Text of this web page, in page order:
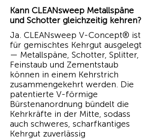
Kann CLEANsweep Metallspäne
und Schotter gleichzeitig kehren?
Ja. CLEANsweep V-Concept® ist
für gemischtes Kehrgut ausgelegt
— Metallspäne, Schotter, Splitter,
Feinstaub und Zementstaub
können in einem Kehrstrich
zusammengekehrt werden. Die
patentierte V-förmige
Bürstenanordnung bündelt die
Kehrkräfte in der Mitte, sodass
auch schweres, scharfkantiges
Kehrgut zuverlässig